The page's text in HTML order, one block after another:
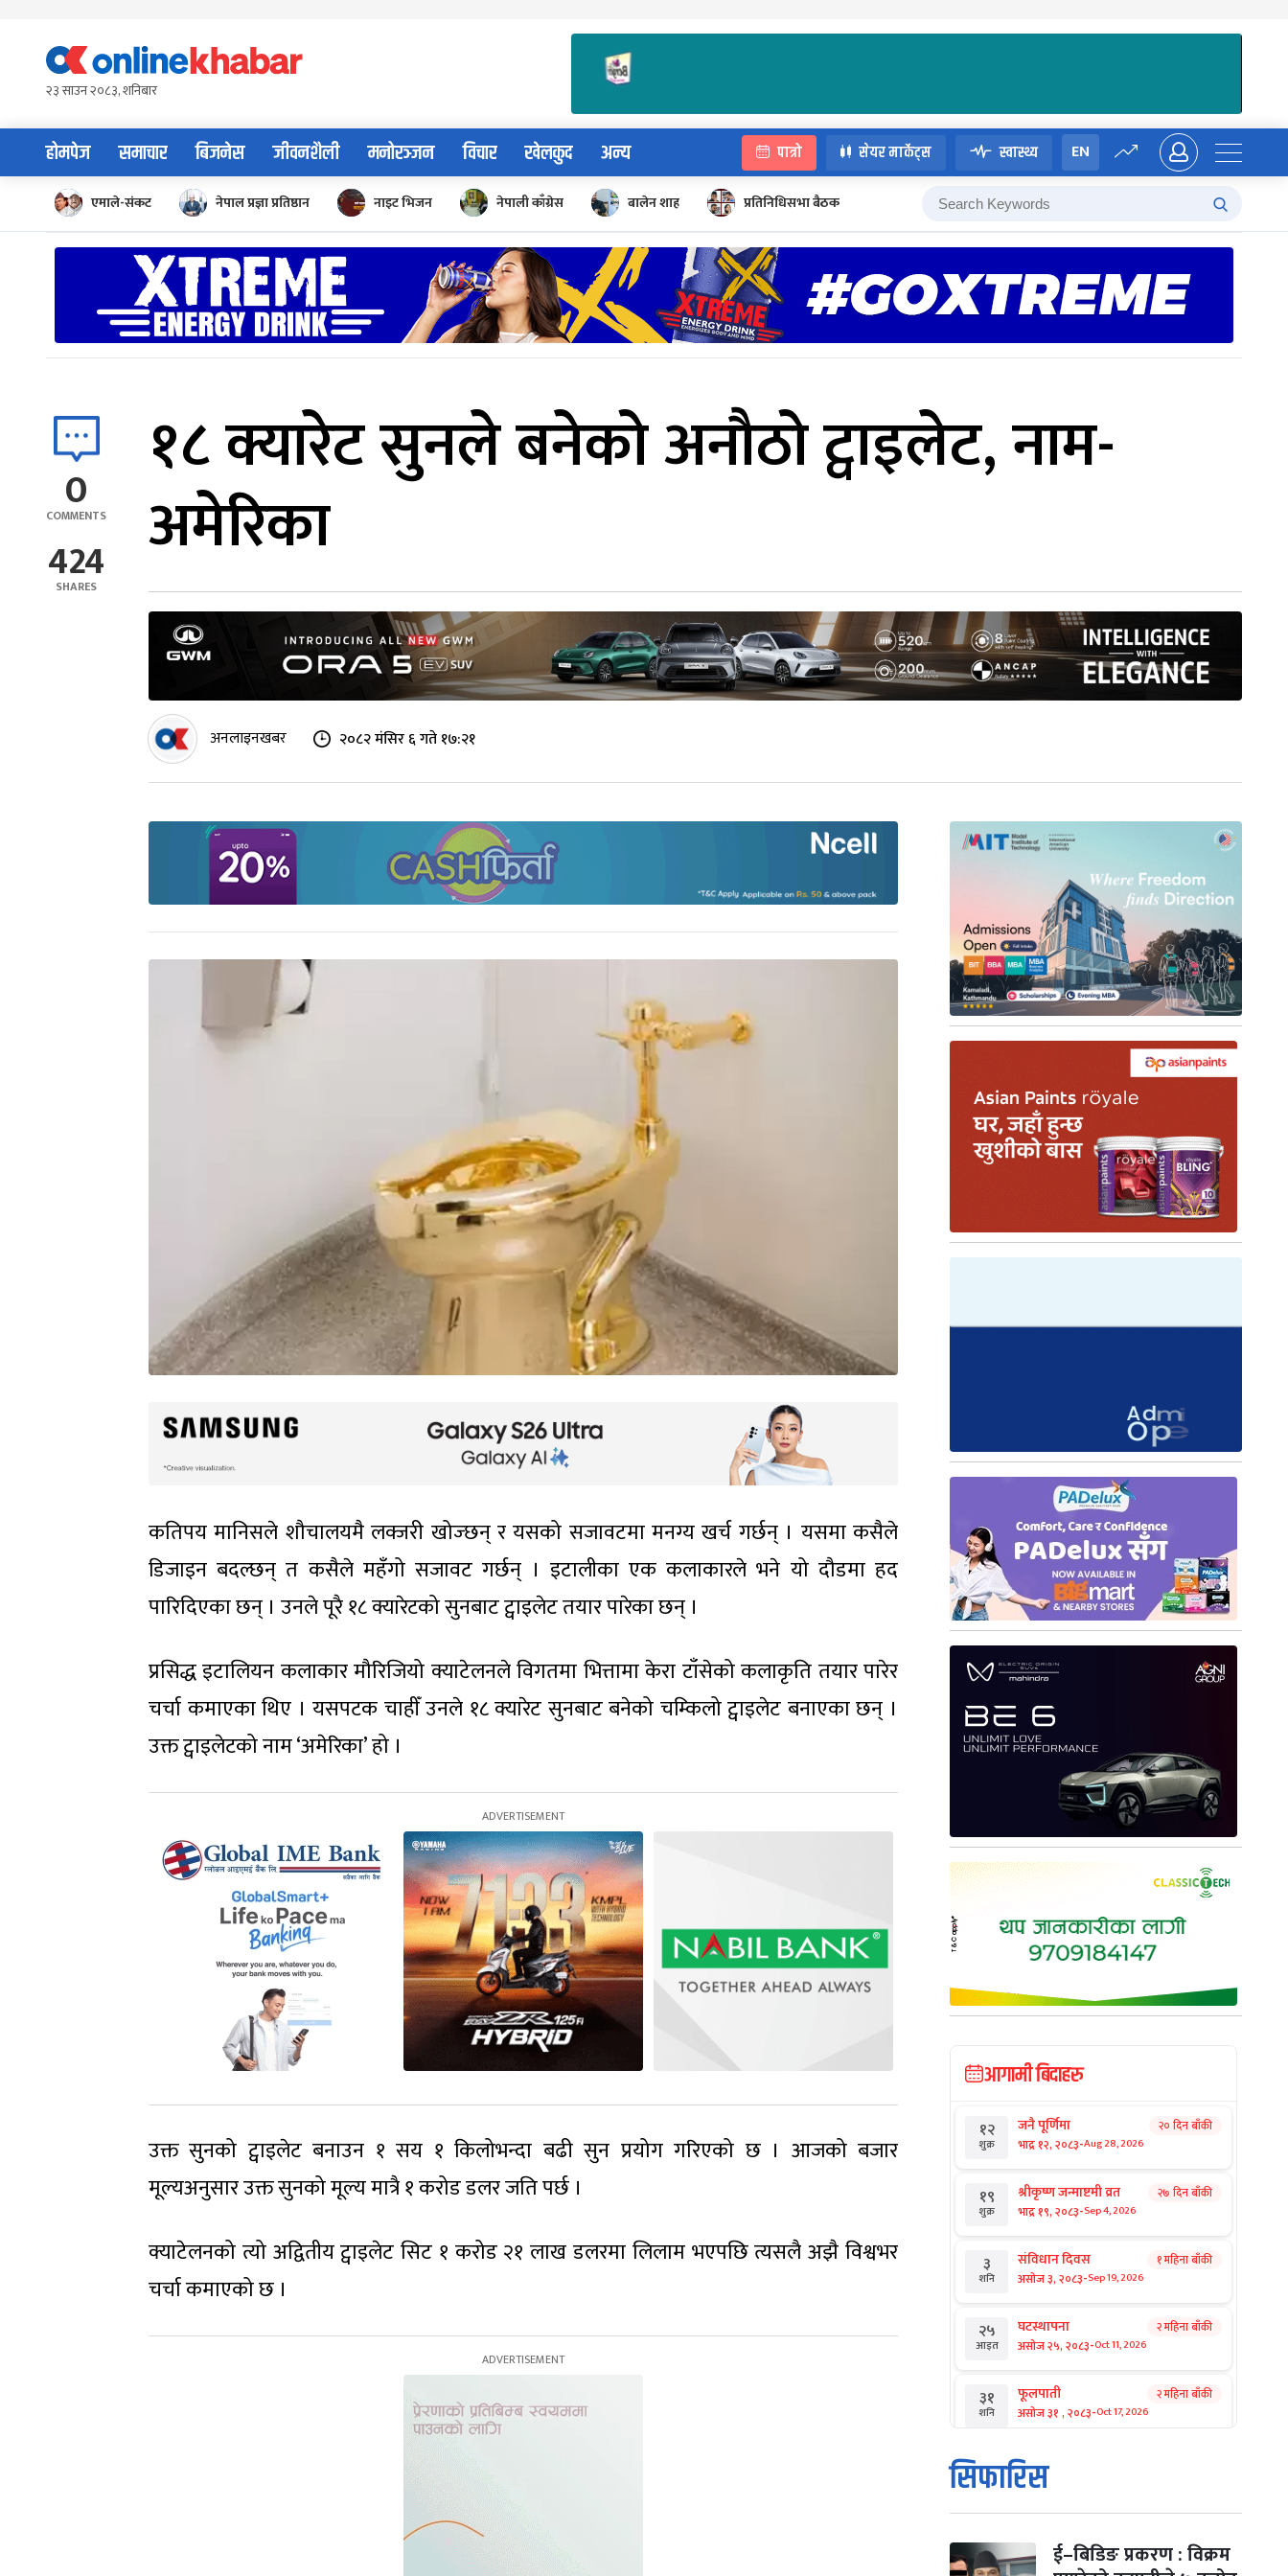
content२३ साउन २०८३, शनिबार
होमपेज समाचार बिजनेस जीवनशैली मनोरञ्जन विचार खेलकुद अन्य पात्रो सेयर मार्केट्स स्वास्थ्य EN
एमाले-संकट नेपाल प्रज्ञा प्रतिष्ठान नाइट भिजन नेपाली काँग्रेस बालेन शाह प्रतिनिधिसभा बैठक
0
COMMENTS
424
SHARES
१८ क्यारेट सुनले बनेको अनौठो ट्वाइलेट, नाम-
अमेरिका
अनलाइनखबर २०८२ मंसिर ६ गते १७:२१
कतिपय मानिसले शौचालयमै लक्जरी खोज्छन् र यसको सजावटमा मनग्य खर्च गर्छन् । यसमा कसैले
डिजाइन बदल्छन् त कसैले महँगो सजावट गर्छन् । इटालीका एक कलाकारले भने यो दौडमा हद
पारिदिएका छन् । उनले पूरै १८ क्यारेटको सुनबाट ट्वाइलेट तयार पारेका छन् ।
प्रसिद्ध इटालियन कलाकार मौरिजियो क्याटेलनले विगतमा भित्तामा केरा टाँसेको कलाकृति तयार पारेर
चर्चा कमाएका थिए । यसपटक चाहीँ उनले १८ क्यारेट सुनबाट बनेको चम्किलो ट्वाइलेट बनाएका छन् ।
उक्त ट्वाइलेटको नाम ‘अमेरिका’ हो ।
उक्त सुनको ट्वाइलेट बनाउन १ सय १ किलोभन्दा बढी सुन प्रयोग गरिएको छ । आजको बजार
मूल्यअनुसार उक्त सुनको मूल्य मात्रै १ करोड डलर जति पर्छ ।
क्याटेलनको त्यो अद्वितीय ट्वाइलेट सिट १ करोड २१ लाख डलरमा लिलाम भएपछि त्यसलै अझै विश्वभर
चर्चा कमाएको छ ।
आगामी बिदाहरु
१२
शुक्र
जनै पूर्णिमा
भाद्र १२, २०८३-Aug 28, 2026
२० दिन बाँकी
१९
शुक्र
श्रीकृष्ण जन्माष्टमी व्रत
भाद्र १९, २०८३-Sep 4, 2026
२७ दिन बाँकी
३
शनि
संविधान दिवस
असोज ३, २०८३-Sep 19, 2026
१ महिना बाँकी
२५
आइत
घटस्थापना
असोज २५, २०८३-Oct 11, 2026
२ महिना बाँकी
३१
शनि
फूलपाती
असोज ३१ , २०८३-Oct 17, 2026
२ महिना बाँकी
१
आइत
कार्तिक सङ्क्रान्ति
कार्तिक १, २०८३
मंगल कार्तिक ३, २०८३-Oct 20, 2026
सिफारिस
ई–बिडिङ प्रकरण : विक्रम